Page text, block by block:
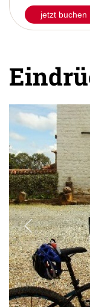
jetzt buchen